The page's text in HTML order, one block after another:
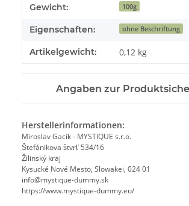
Gewicht: 100g
Eigenschaften: ohne Beschriftung
Artikelgewicht: 0,12 kg
Angaben zur
Herstellerinformationen:
Miroslav Gacík - MYSTIQUE s.r.o.
Štefánikova štvrť 534/16
Žilinský kraj
Kysucké Nové Mesto, Slowakei, 024 01
info@mystique-dummy.sk
https://www.mystique-dummy.eu/